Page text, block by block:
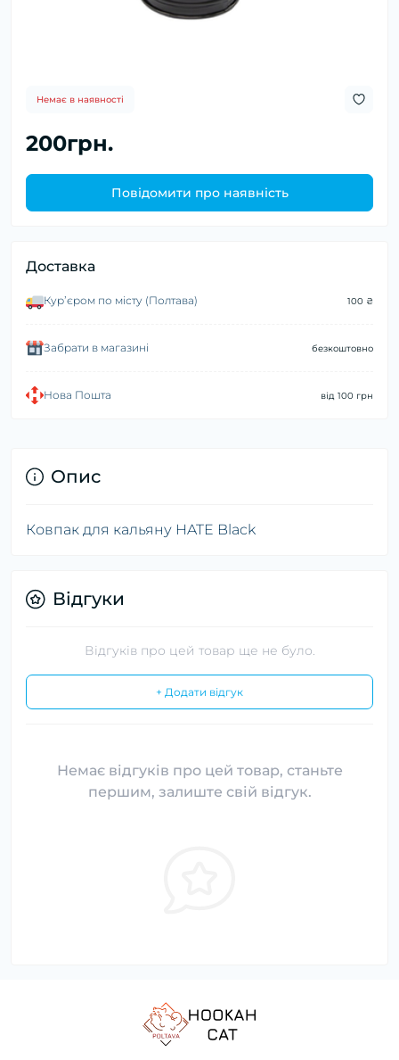
Немає в наявності
200грн.
Повідомити про наявність
Доставка
Курʼєром по місту (Полтава) 100 ₴
Забрати в магазині безкоштовно
Нова Пошта від 100 грн
Опис
Ковпак для кальяну HATE Black
Відгуки
Відгуків про цей товар ще не було.
+ Додати відгук
Немає відгуків про цей товар, станьте
першим, залиште свій відгук.